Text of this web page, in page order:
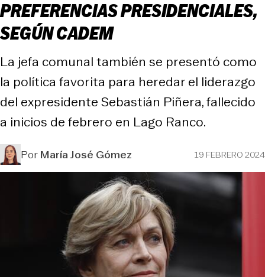
PREFERENCIAS PRESIDENCIALES,
SEGÚN CADEM
La jefa comunal también se presentó como
la política favorita para heredar el liderazgo
del expresidente Sebastián Piñera, fallecido
a inicios de febrero en Lago Ranco.
PorMaría José Gómez 19 FEBRERO 2024